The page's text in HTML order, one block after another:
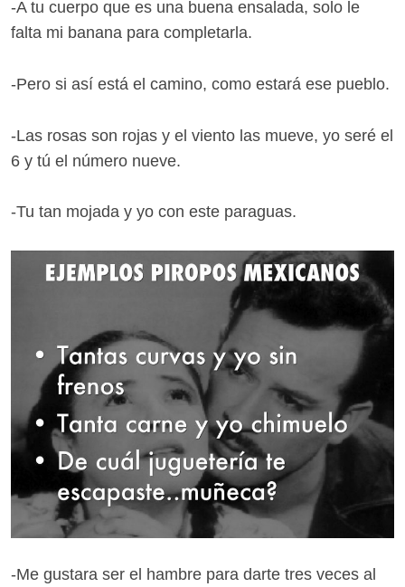
-A tu cuerpo que es una buena ensalada, solo le
falta mi banana para completarla.
-Pero si así está el camino, como estará ese pueblo.
-Las rosas son rojas y el viento las mueve, yo seré el
6 y tú el número nueve.
-Tu tan mojada y yo con este paraguas.
-Me gustara ser el hambre para darte tres veces al